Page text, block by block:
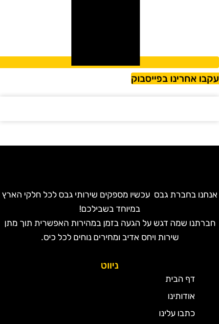
אחרינו בפייסבוק
בחברת גבס עכשיו מספקים שירותי גבס לכל חלקי הארץ
במיוחד בשבילכם!
חברתנו שמה דגש על הגעה בזמן במהירות האפשרית תוך מתן
שירות ויחס אדיב ומחירים נוחים לכל כיס.
ניווט
דף הבית
אודותינו
כתבו עלינו